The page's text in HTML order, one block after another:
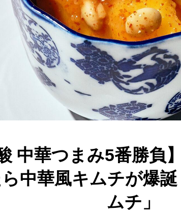
中華つまみ5番勝負
中華風キムチが爆
ムチ」